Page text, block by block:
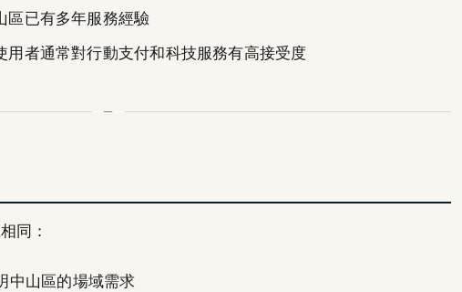
區已有多年服務經驗
用者通常對行動支付和科技服務有高接受度
同：
中山區的場域需求